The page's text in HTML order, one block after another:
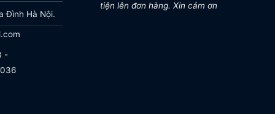
Đình Hà Nội.
-
tiện lên đơn hàng. Xin cảm ơn